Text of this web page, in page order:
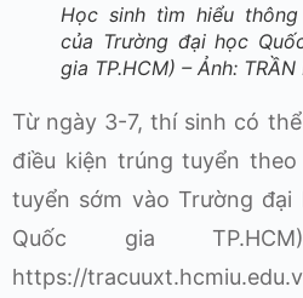
Học sinh tìm hiểu
của Trường đại học
gia TP.HCM) – Ảnh: TRẦN
Từ ngày 3-7, thí sinh có
điều kiện trúng tuyển
tuyển sớm vào Trường
Quốc gia
https://